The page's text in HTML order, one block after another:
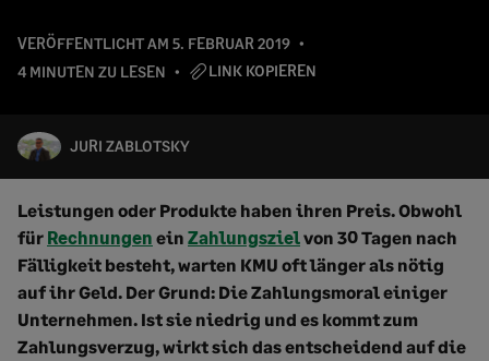
VERÖFFENTLICHT AM 5. FEBRUAR 2019
4 MINUTEN ZU LESEN
LINK KOPIEREN
JURI ZABLOTSKY
Leistungen oder Produkte haben ihren Preis. Obwohl
für Rechnungen ein Zahlungsziel von 30 Tagen nach
Fälligkeit besteht, warten KMU oft länger als nötig
auf ihr Geld. Der Grund: Die Zahlungsmoral einiger
Unternehmen. Ist sie niedrig und es kommt zum
Zahlungsverzug, wirkt sich das entscheidend auf die